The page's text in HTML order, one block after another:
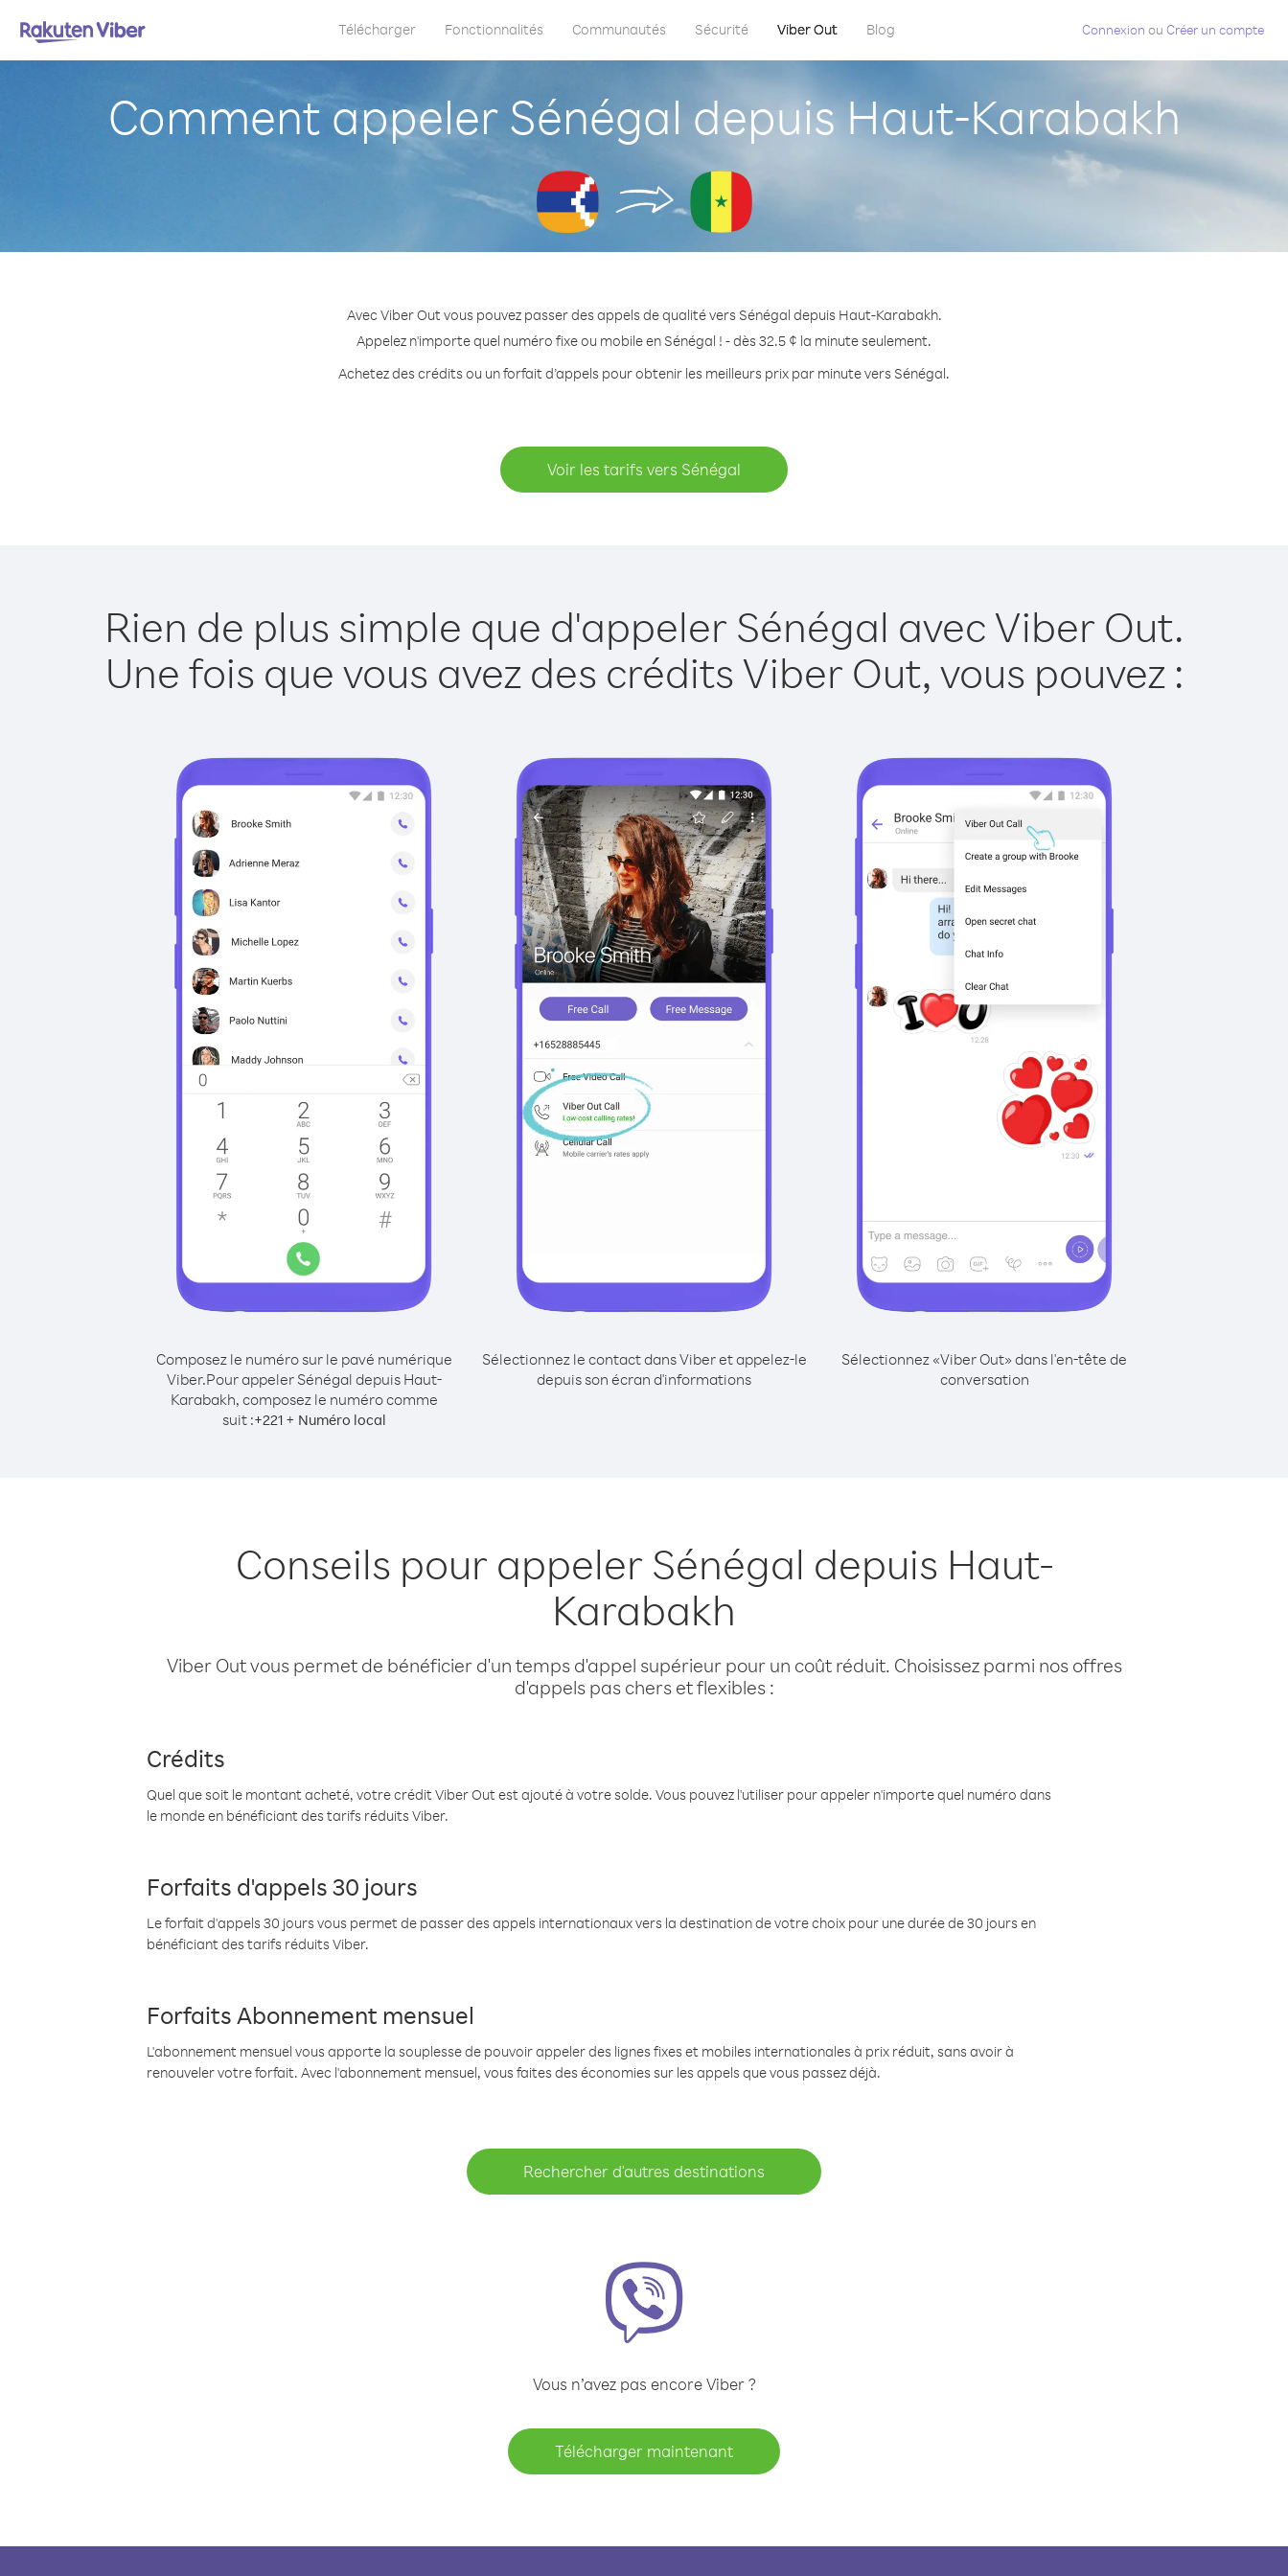
Télécharger Fonctionnalités Communautés Sécurité Viber Out Blog Connexion ou Créer un compte
Comment appeler Sénégal depuis Haut-Karabakh
Avec Viber Out vous pouvez passer des appels de qualité vers Sénégal depuis Haut-Karabakh.
Appelez n'importe quel numéro fixe ou mobile en Sénégal ! - dès 32.5 ¢ la minute seulement.
Achetez des crédits ou un forfait d’appels pour obtenir les meilleurs prix par minute vers Sénégal.
Voir les tarifs vers Sénégal
Rien de plus simple que d'appeler Sénégal avec Viber Out.
Une fois que vous avez des crédits Viber Out, vous pouvez :
Composez le numéro sur le pavé numérique
Viber.Pour appeler Sénégal depuis Haut-
Karabakh, composez le numéro comme
suit :+221+ Numéro local
Sélectionnez le contact dans Viber et appelez-le
depuis son écran d'informations
Sélectionnez «Viber Out» dans l'en-tête de
conversation
Conseils pour appeler Sénégal depuis Haut-
Karabakh
Viber Out vous permet de bénéficier d'un temps d'appel supérieur pour un coût réduit. Choisissez parmi nos offres
d'appels pas chers et flexibles :
Crédits
Quel que soit le montant acheté, votre crédit Viber Out est ajouté à votre solde. Vous pouvez l'utiliser pour appeler n'importe quel numéro dans
le monde en bénéficiant des tarifs réduits Viber.
Forfaits d'appels 30 jours
Le forfait d'appels 30 jours vous permet de passer des appels internationaux vers la destination de votre choix pour une durée de 30 jours en
bénéficiant des tarifs réduits Viber.
Forfaits Abonnement mensuel
L'abonnement mensuel vous apporte la souplesse de pouvoir appeler des lignes fixes et mobiles internationales à prix réduit, sans avoir à
renouveler votre forfait. Avec l'abonnement mensuel, vous faites des économies sur les appels que vous passez déjà.
Rechercher d'autres destinations
Vous n’avez pas encore Viber ?
Télécharger maintenant